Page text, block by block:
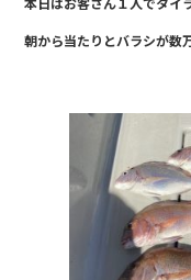
c
e
o
k
e
朝から当たりとバラシが数